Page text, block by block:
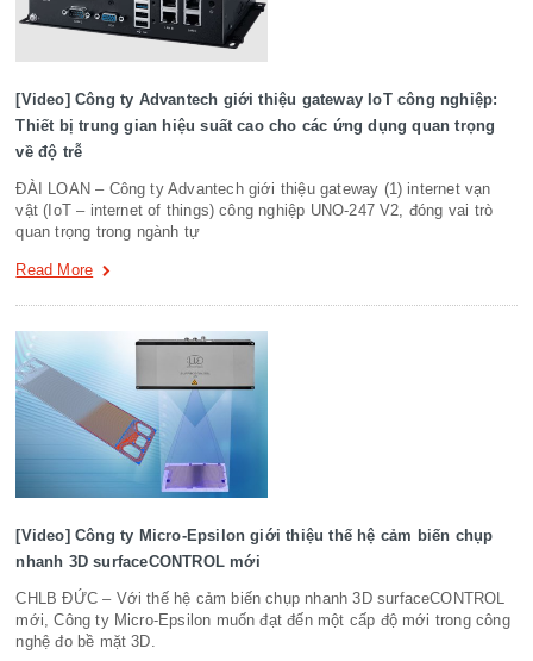
[Video] Công ty Advantech giới thiệu gateway IoT công nghiệp:
Thiết bị trung gian hiệu suất cao cho các ứng dụng quan trọng
về độ trễ
ĐÀI LOAN – Công ty Advantech giới thiệu gateway (1) internet vạn
vật (IoT – internet of things) công nghiệp UNO-247 V2, đóng vai trò
quan trọng trong ngành tự
Read More
[Video] Công ty Micro-Epsilon giới thiệu thế hệ cảm biến chụp
nhanh 3D surfaceCONTROL mới
CHLB ĐỨC – Với thế hệ cảm biến chụp nhanh 3D surfaceCONTROL
mới, Công ty Micro-Epsilon muốn đạt đến một cấp độ mới trong công
nghệ đo bề mặt 3D.